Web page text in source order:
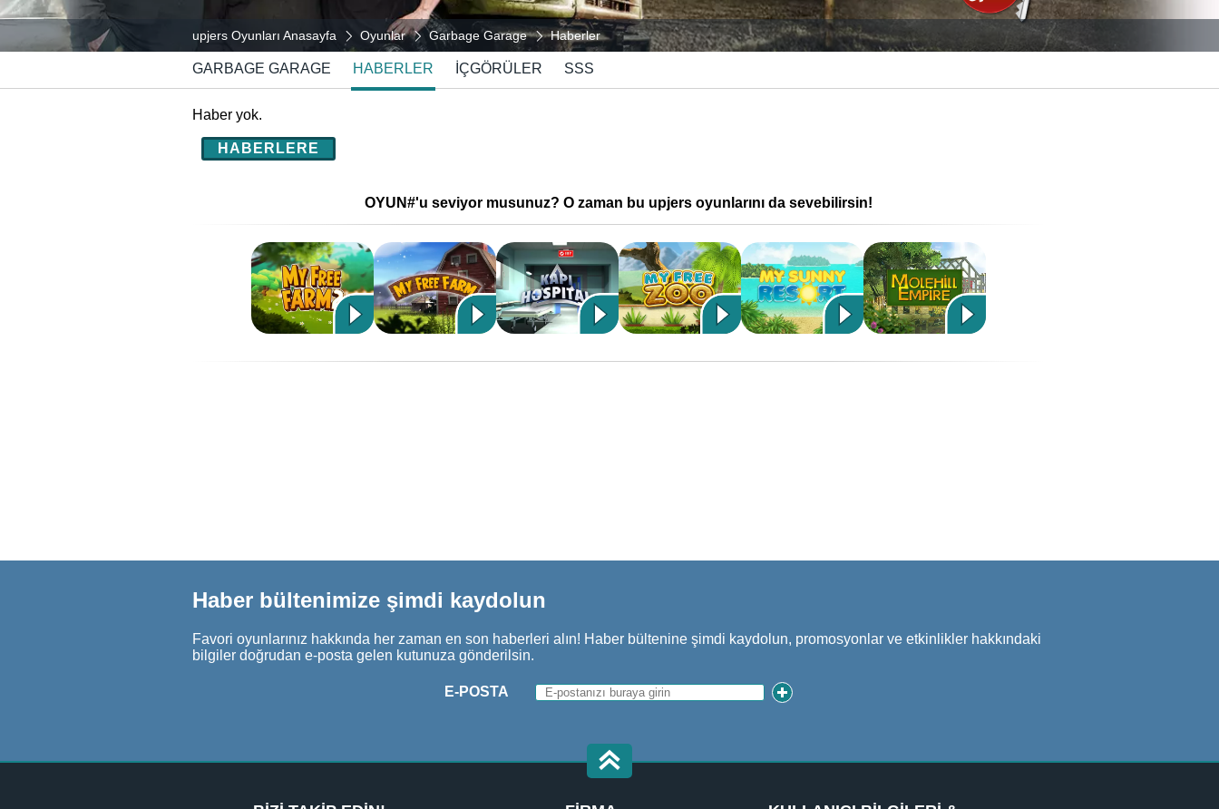
upjers Oyunları Anasayfa Oyunlar Garbage Garage Haberler
GARBAGE GARAGE HABERLER İÇGÖRÜLER SSS
Haber yok.
HABERLERE
OYUN#'u seviyor musunuz? O zaman bu upjers oyunlarını da sevebilirsin!
Haber bültenimize şimdi kaydolun
Favori oyunlarınız hakkında her zaman en son haberleri alın! Haber bültenine şimdi kaydolun, promosyonlar ve etkinlikler hakkındaki
bilgiler doğrudan e-posta gelen kutunuza gönderilsin.
E-POSTA